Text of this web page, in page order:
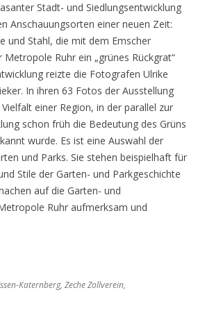
Stadt- und Siedlungsentwicklung
Anschauungsorten einer neuen Zeit:
und Stahl, die mit dem Emscher
Ruhr ein „grünes Rückgrat“
reizte die Fotografen Ulrike
In ihren 63 Fotos der Ausstellung
einer Region, in der parallel zur
schon früh die Bedeutung des Grüns
wurde. Es ist eine Auswahl der
und Parks. Sie stehen beispielhaft für
Stile der Garten- und Parkgeschichte
auf die Garten- und
Ruhr aufmerksam und
Katernberg, Zeche Zollverein,